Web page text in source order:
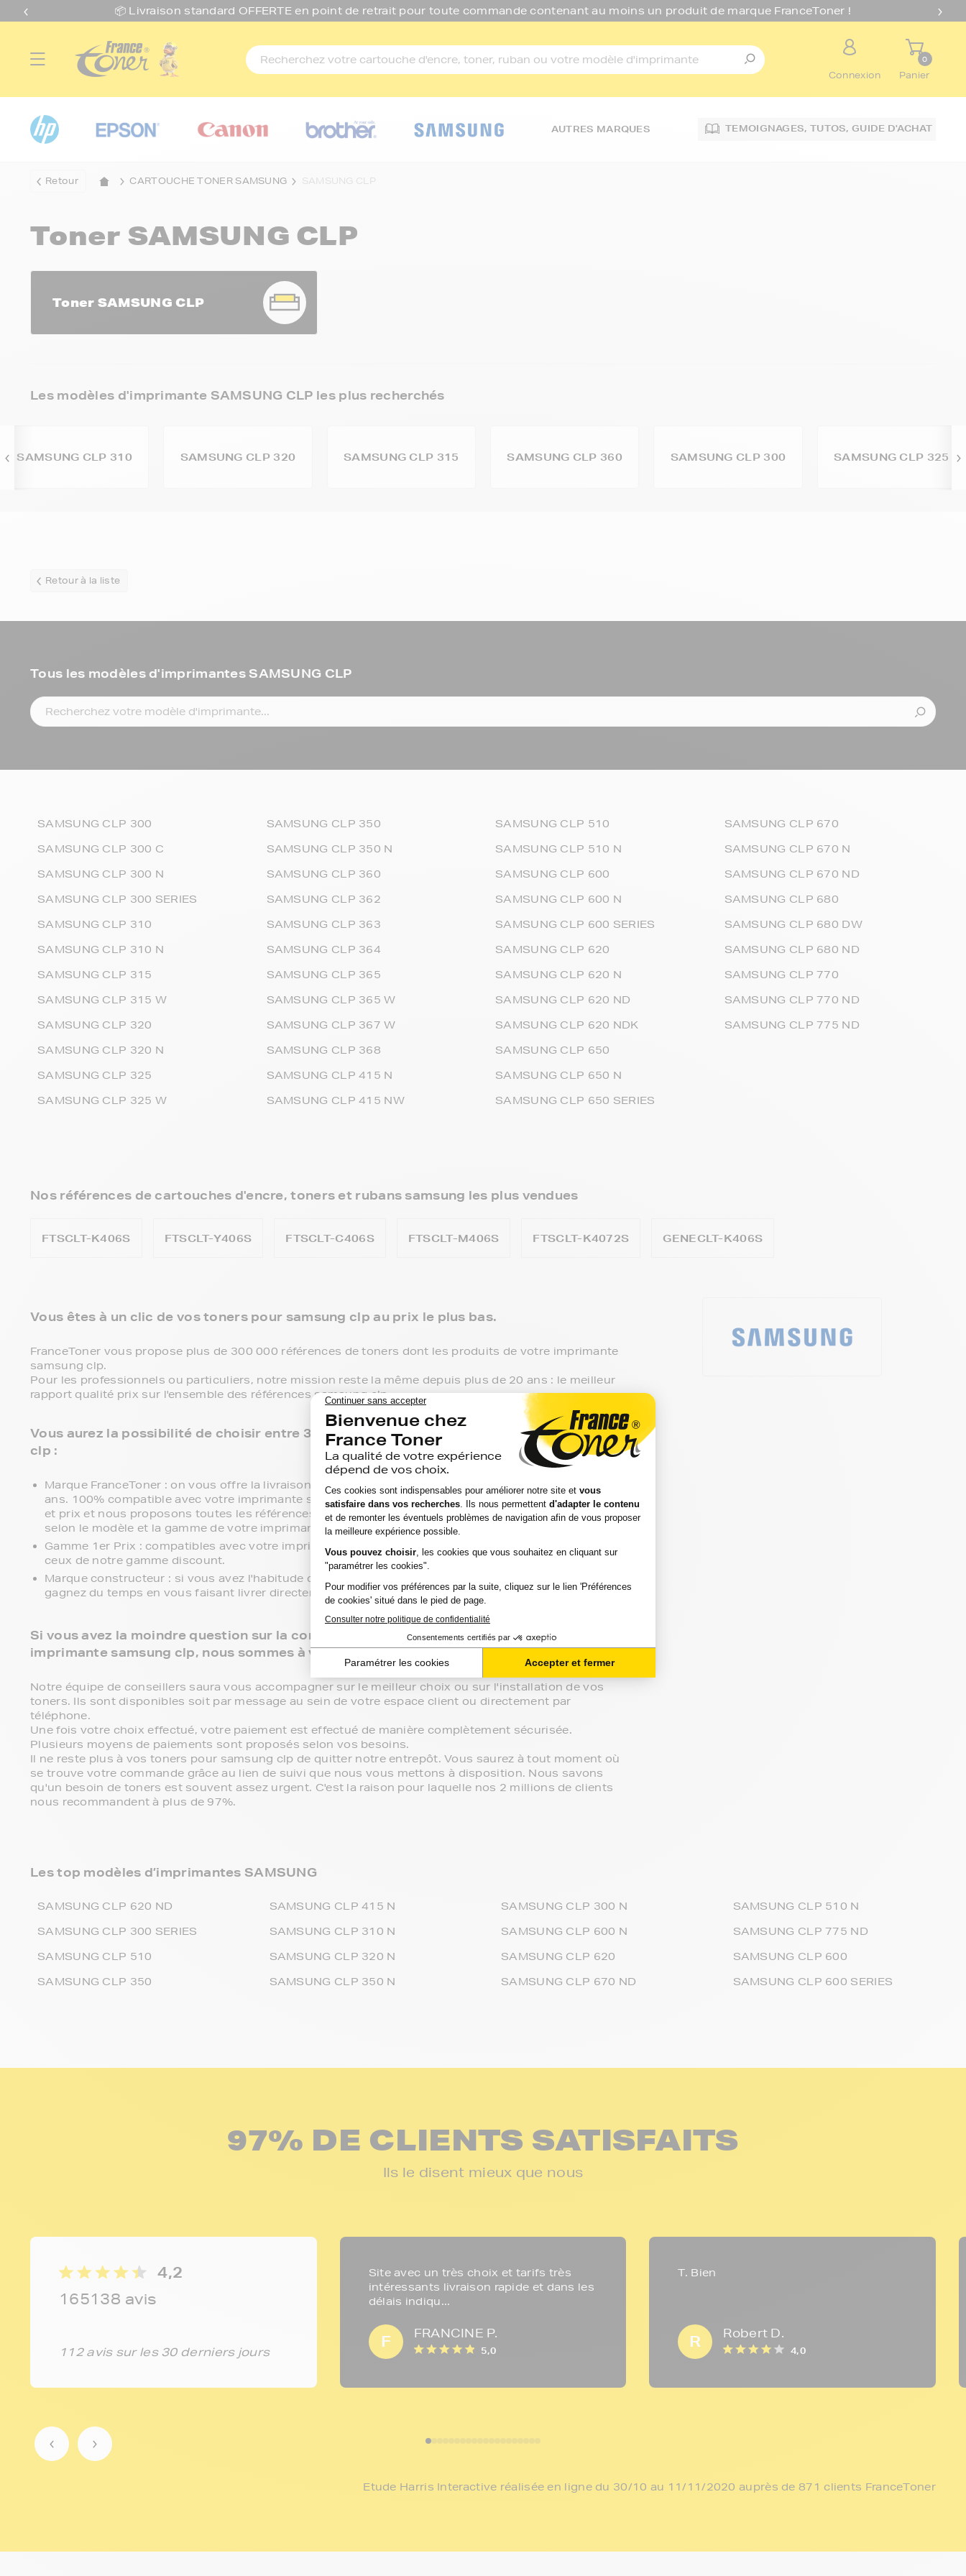
📦 Livraison standard OFFERTE en point de retrait pour toute commande contenant au moins un produit de marque FranceToner !
Connexion
0
Panier
AUTRES MARQUES TEMOIGNAGES, TUTOS,GUIDE D'ACHAT
Retour CARTOUCHE TONER SAMSUNG SAMSUNG CLP
Toner SAMSUNG CLP
Toner SAMSUNG CLP
Les modèles d'imprimante SAMSUNG CLP les plus recherchés
SAMSUNG CLP 310 SAMSUNG CLP 320 SAMSUNG CLP 315 SAMSUNG CLP 360 SAMSUNG CLP 300 SAMSUNG CLP 325
Retour à la liste
Tous les modèles d'imprimantes SAMSUNG CLP
SAMSUNG CLP 300
SAMSUNG CLP 300 C
SAMSUNG CLP 300 N
SAMSUNG CLP 300 SERIES
SAMSUNG CLP 310
SAMSUNG CLP 310 N
SAMSUNG CLP 315
SAMSUNG CLP 315 W
SAMSUNG CLP 320
SAMSUNG CLP 320 N
SAMSUNG CLP 325
SAMSUNG CLP 325 W
SAMSUNG CLP 350
SAMSUNG CLP 350 N
SAMSUNG CLP 360
SAMSUNG CLP 362
SAMSUNG CLP 363
SAMSUNG CLP 364
SAMSUNG CLP 365
SAMSUNG CLP 365 W
SAMSUNG CLP 367 W
SAMSUNG CLP 368
SAMSUNG CLP 415 N
SAMSUNG CLP 415 NW
SAMSUNG CLP 510
SAMSUNG CLP 510 N
SAMSUNG CLP 600
SAMSUNG CLP 600 N
SAMSUNG CLP 600 SERIES
SAMSUNG CLP 620
SAMSUNG CLP 620 N
SAMSUNG CLP 620 ND
SAMSUNG CLP 620 NDK
SAMSUNG CLP 650
SAMSUNG CLP 650 N
SAMSUNG CLP 650 SERIES
SAMSUNG CLP 670
SAMSUNG CLP 670 N
SAMSUNG CLP 670 ND
SAMSUNG CLP 680
SAMSUNG CLP 680 DW
SAMSUNG CLP 680 ND
SAMSUNG CLP 770
SAMSUNG CLP 770 ND
SAMSUNG CLP 775 ND
Nos références de cartouches d'encre, toners et rubans samsung les plus vendues
FTSCLT-K406S FTSCLT-Y406S FTSCLT-C406S FTSCLT-M406S FTSCLT-K4072S GENECLT-K406S
Vous êtes à un clic de vos toners pour samsung clp au prix le plus bas.
FranceToner vous propose plus de 300 000 références de toners dont les produits de votre imprimante
samsung clp.
Pour les professionnels ou particuliers, notre mission reste la même depuis plus de 20 ans : le meilleur
rapport qualité prix sur l'ensemble des références samsung clp.
Vous aurez la possibilité de choisir entre 3 niveaux de gamme pour vos toners samsung
clp :
Marque FranceToner : on vous offre la livraison en point de retrait et tous les produits sont garantis 2
ans. 100% compatible avec votre imprimante samsung clp, c'est le meilleur compromis entre qualité
et prix et nous proposons toutes les références compatibles, noir et couleur, en pack ou à l’unité,
selon le modèle et la gamme de votre imprimante.
Gamme 1er Prix : compatibles avec votre imprimante samsung clp, ces produits sans marque sont
ceux de notre gamme discount.
Marque constructeur : si vous avez l'habitude d'aller chercher vos toners samsung clp en magasin,
gagnez du temps en vous faisant livrer directement chez vous.
Si vous avez la moindre question sur la compatibilité de votre produit avec votre
imprimante samsung clp, nous sommes à votre écoute.
Notre équipe de conseillers saura vous accompagner sur le meilleur choix ou sur l'installation de vos
toners. Ils sont disponibles soit par message au sein de votre espace client ou directement par
téléphone.
Une fois votre choix effectué, votre paiement est effectué de manière complètement sécurisée.
Plusieurs moyens de paiements sont proposés selon vos besoins.
Il ne reste plus à vos toners pour samsung clp de quitter notre entrepôt. Vous saurez à tout moment où
se trouve votre commande grâce au lien de suivi que nous vous mettons à disposition. Nous savons
qu'un besoin de toners est souvent assez urgent. C'est la raison pour laquelle nos 2 millions de clients
nous recommandent à plus de 97%.
Les top modèles d’imprimantes SAMSUNG
SAMSUNG CLP 620 ND
SAMSUNG CLP 300 SERIES
SAMSUNG CLP 510
SAMSUNG CLP 350
SAMSUNG CLP 415 N
SAMSUNG CLP 310 N
SAMSUNG CLP 320 N
SAMSUNG CLP 350 N
SAMSUNG CLP 300 N
SAMSUNG CLP 600 N
SAMSUNG CLP 620
SAMSUNG CLP 670 ND
SAMSUNG CLP 510 N
SAMSUNG CLP 775 ND
SAMSUNG CLP 600
SAMSUNG CLP 600 SERIES
97% DE CLIENTS SATISFAITS
Ils le disent mieux que nous
4,2
165138 avis
112 avis sur les 30 derniers jours
Site avec un très choix et tarifs très
intéressants livraison rapide et dans les
délais indiqu...
F FRANCINE P.
5,0
T. Bien
R Robert D.
4,0
Etude Harris Interactive réalisée en ligne du 30/10 au 11/11/2020 auprès de 871 clients FranceToner